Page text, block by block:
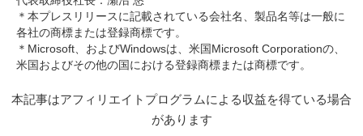
＊本プレスリリースに記載されている会社名、製品名等は一般に
各社の商標または登録商標です。
＊Microsoft、およびWindowsは、米国Microsoft Corporationの、
米国およびその他の国における登録商標または商標です。
本記事はアフィリエイトプログラムによる収益を得ている場合
があります